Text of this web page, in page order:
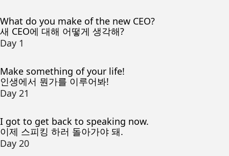
What do you make of the new CEO?
새 CEO에 대해 어떻게 생각해?
Day 1
Make something of your life!
인생에서 뭔가를 이루어봐!
Day 21
I got to get back to speaking now.
이제 스피킹 하러 돌아가야 돼.
Day 20